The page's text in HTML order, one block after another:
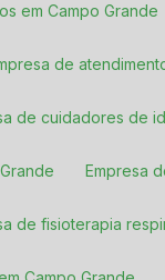
em Campo Grande
de
de cuidadores de
Empresa
de fisioterapia